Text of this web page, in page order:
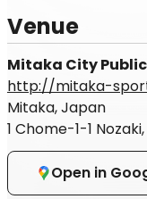
②肩、胸(インクライ
腹筋がしっかりと割
【服装規定】※衣装
競技用パンツ（カラ
【審査方法・進行】
願いいたします。
＜１ステージ２ラウ
●１ラウンド
Venue
Mitaka City
http://mitaka-
Mitaka, Japan
1 Chome-1-1
Open in